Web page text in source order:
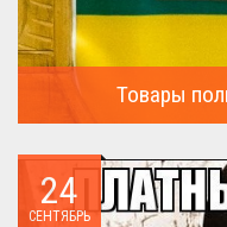
Товары
24
СЕНТЯБРЬ